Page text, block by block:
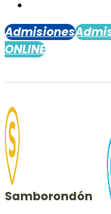
Admisiones
ONLINE
Samborondón